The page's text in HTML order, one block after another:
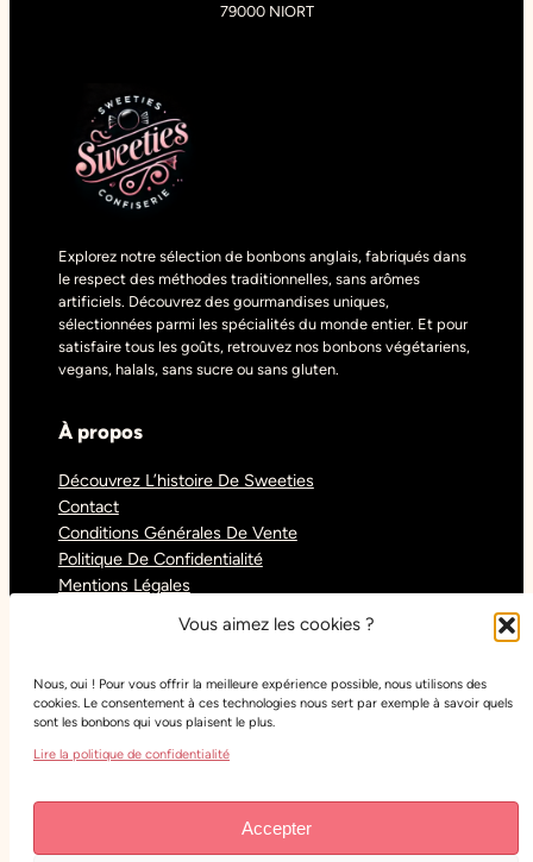
Vous aimez les cookies ?
Nous, oui ! Pour vous offrir la meilleure expérience possible, nous utilisons des
cookies. Le consentement à ces technologies nous sert par exemple à savoir quels
sont les bonbons qui vous plaisent le plus.
Lire la politique de confidentialité
Accepter
79000 NIORT
Explorez notre sélection de bonbons anglais, fabriqués dans
le respect des méthodes traditionnelles, sans arômes
artificiels. Découvrez des gourmandises uniques,
sélectionnées parmi les spécialités du monde entier. Et pour
satisfaire tous les goûts, retrouvez nos bonbons végétariens,
vegans, halals, sans sucre ou sans gluten.
À propos
Découvrez L’histoire De Sweeties
Contact
Conditions Générales De Vente
Politique De Confidentialité
Mentions Légales
Réseaux sociaux
Instagram